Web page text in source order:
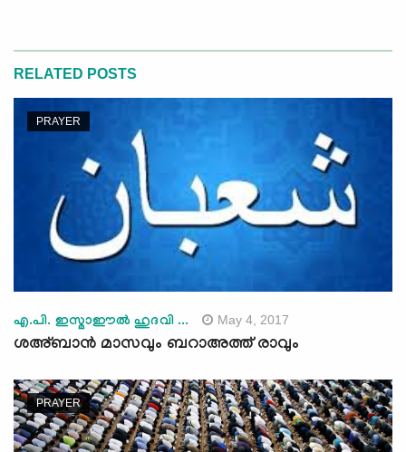
RELATED POSTS
PRAYER
എ.പി. ഇസ്മാഈല്‍ ഹുദവി ... May 4, 2017
ശഅ്ബാന്‍ മാസവും ബറാഅത്ത് രാവും
PRAYER